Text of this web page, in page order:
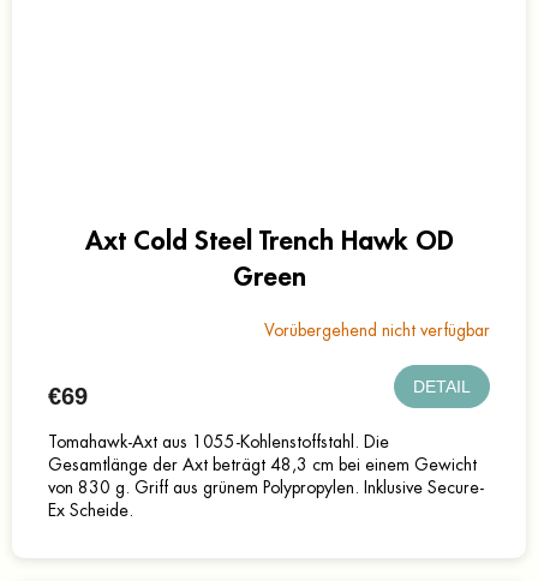
Axt Cold Steel Trench Hawk OD
Green
Vorübergehend nicht verfügbar
€69 DETAIL
Tomahawk-Axt aus 1055-Kohlenstoffstahl. Die
Gesamtlänge der Axt beträgt 48,3 cm bei einem Gewicht
von 830 g. Griff aus grünem Polypropylen. Inklusive Secure-
Ex Scheide.